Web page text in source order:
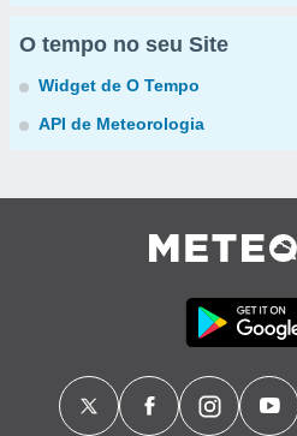
O tempo no seu Site
Widget de O Tempo
API de Meteorologia